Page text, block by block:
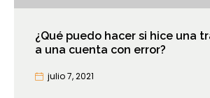
¿Qué puedo hacer si hice una
a una cuenta con error?
julio 7, 2021